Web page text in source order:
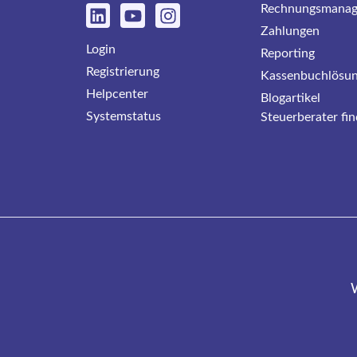
Login
Registrierung
Helpcenter
Systemstatus
Zahlungen
Reporting
Blogartikel
Steuerberater